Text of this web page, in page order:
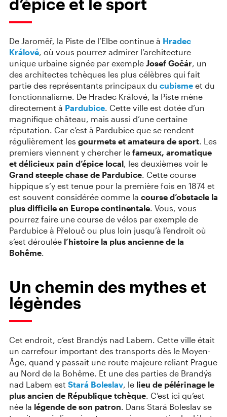
d’épice et le sport
De Jaroměř, la Piste de l’Elbe continue à Hradec
Králové, où vous pourrez admirer l’architecture
unique urbaine signée par exemple Josef Gočár, un
des architectes tchèques les plus célèbres qui fait
partie des représentants principaux du cubisme et du
fonctionnalisme. De Hradec Králové, la Piste mène
directement à Pardubice. Cette ville est dotée d’un
magnifique château, mais aussi d’une certaine
réputation. Car c’est à Pardubice que se rendent
régulièrement les gourmets et amateurs de sport. Les
premiers viennent y chercher le fameux, aromatique
et délicieux pain d’épice local, les deuxièmes voir le
Grand steeple chase de Pardubice. Cette course
hippique s’y est tenue pour la première fois en 1874 et
est souvent considérée comme la course d’obstacle la
plus difficile en Europe continentale. Vous, vous
pourrez faire une course de vélos par exemple de
Pardubice à Přelouč ou plus loin jusqu’à l’endroit où
s’est déroulée l’histoire la plus ancienne de la
Bohême.
Un chemin des mythes et
légèndes
Cet endroit, c’est Brandýs nad Labem. Cette ville était
un carrefour important des transports dès le Moyen-
Âge, quand y passait une route majeure reliant Prague
au Nord de la Bohême. Et une des parties de Brandýs
nad Labem est Stará Boleslav, le lieu de pélérinage le
plus ancien de République tchèque. C’est ici qu’est
née la légende de son patron. Dans Stará Boleslav se